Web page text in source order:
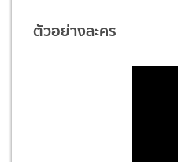
ตัวอย่างละคร